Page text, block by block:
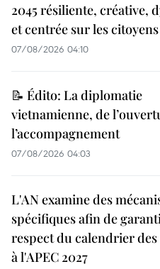
2045 résiliente, créative,
et centrée sur les citoyens
07/08/2026 04:10
📝 Édito: La diplomatie
vietnamienne, de
l’accompagnement
07/08/2026 04:03
L'AN examine des
spécifiques afin de
respect du calendrier
à l'APEC 2027